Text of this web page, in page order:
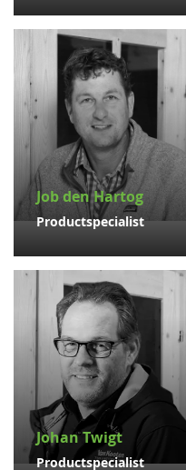
Job den Hartog
Productspecialist
Johan Twigt
Productspecialist